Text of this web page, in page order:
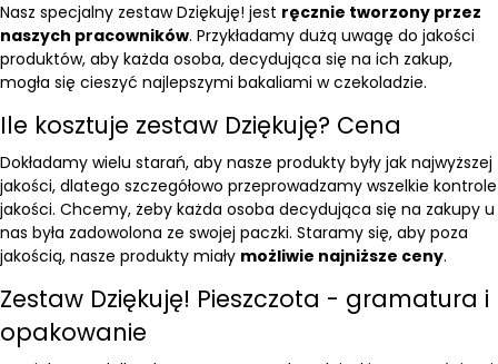
Nasz specjalny zestaw Dziękuję! jest ręcznie tworzony przez
naszych pracowników. Przykładamy dużą uwagę do jakości
produktów, aby każda osoba, decydująca się na ich zakup,
mogła się cieszyć najlepszymi bakaliami w czekoladzie.
Ile kosztuje zestaw Dziękuję? Cena
Dokładamy wielu starań, aby nasze produkty były jak najwyższej
jakości, dlatego szczegółowo przeprowadzamy wszelkie kontrole
jakości. Chcemy, żeby każda osoba decydująca się na zakupy u
nas była zadowolona ze swojej paczki. Staramy się, aby poza
jakością, nasze produkty miały możliwie najniższe ceny.
Zestaw Dziękuję! Pieszczota - gramatura i
opakowanie